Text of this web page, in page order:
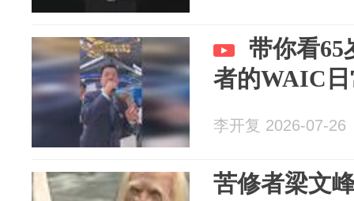
带你看65
者的WAIC
李开复 2026-07-26
苦修者梁文